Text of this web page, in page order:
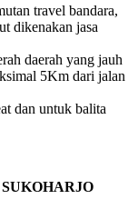
travel bandara,
dikenakan jasa
daerah yang jauh
5Km dari jalan
dan untuk balita